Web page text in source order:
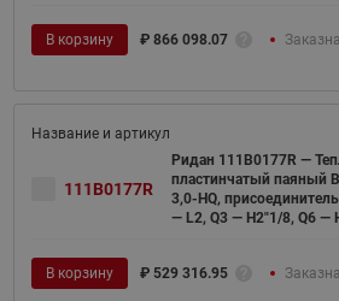
В корзину ₽ 866 098.07
111B0177R
Ридан 111B0177R —
пластинчатый паяный
3,0-HQ,
— L2, Q3 — H2"1/8, Q6 —
В корзину ₽ 529 316.95